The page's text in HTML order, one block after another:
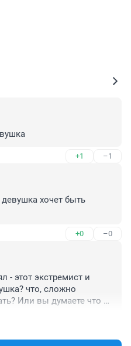
+1 –1
хочет быть
+0 –0
- этот экстремист и
что, сложно
Или вы думаете что